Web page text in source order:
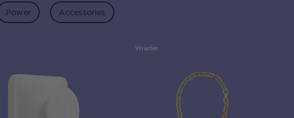
Power Accessories
Wristlet